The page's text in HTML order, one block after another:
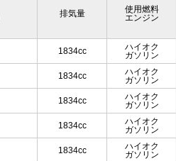
排気量
使用燃料
エンジン
1834cc
ハイオク
ガソリン
1834cc
ハイオク
ガソリン
1834cc
ハイオク
ガソリン
1834cc
ハイオク
ガソリン
1834cc
ハイオク
ガソリン